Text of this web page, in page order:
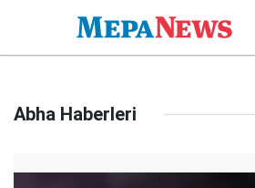
Abha Haberleri